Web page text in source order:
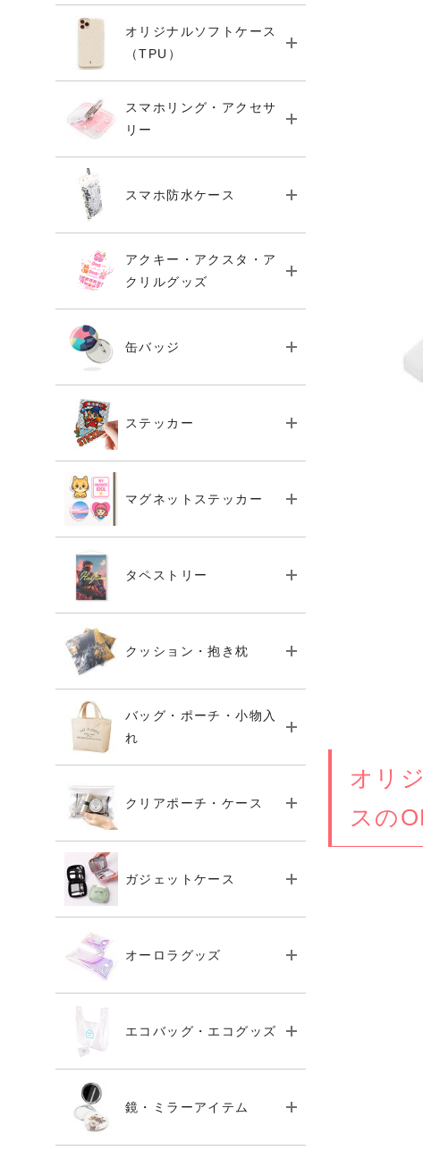
オリ
スの
オリジナルソフトケース
（TPU）
スマホリング・アクセサ
リー
スマホ防水ケース
アクキー・アクスタ・ア
クリルグッズ
缶バッジ
ステッカー
マグネットステッカー
タペストリー
クッション・抱き枕
バッグ・ポーチ・小物入
れ
クリアポーチ・ケース
ガジェットケース
オーロラグッズ
エコバッグ・エコグッズ
鏡・ミラーアイテム